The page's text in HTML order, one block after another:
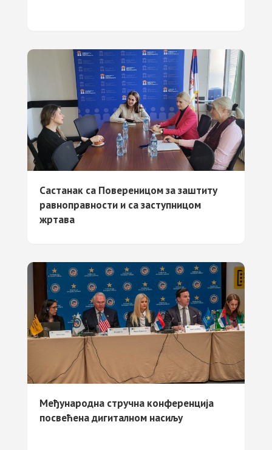
Састанак са Повереницом за заштиту
равноправности и са заступницом
жртава
Међународнa стручнa конференцијa
посвећенa дигиталном насиљу